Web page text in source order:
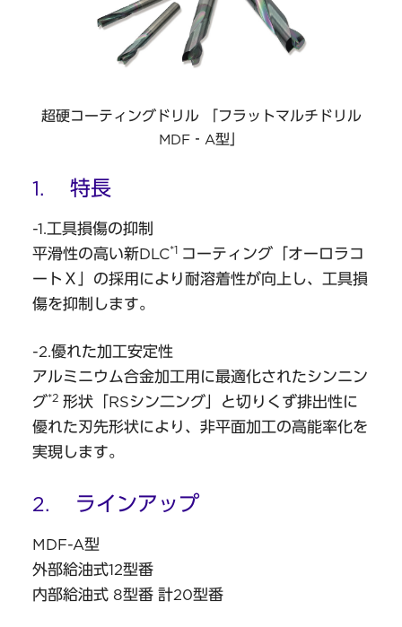
超硬コーティングドリル 「フラットマルチドリル
MDF‐A型」
1. 特長
-1.工具損傷の抑制
平滑性の高い新DLC*1 コーティング「オーロラコ
ートＸ」の採用により耐溶着性が向上し、工具損
傷を抑制します。
-2.優れた加工安定性
アルミニウム合金加工用に最適化されたシンニン
グ*2 形状「RSシン二ング」と切りくず排出性に
優れた刃先形状により、非平面加工の高能率化を
実現します。
2. ラインアップ
MDF-A型
外部給油式12型番
内部給油式 8型番 計20型番